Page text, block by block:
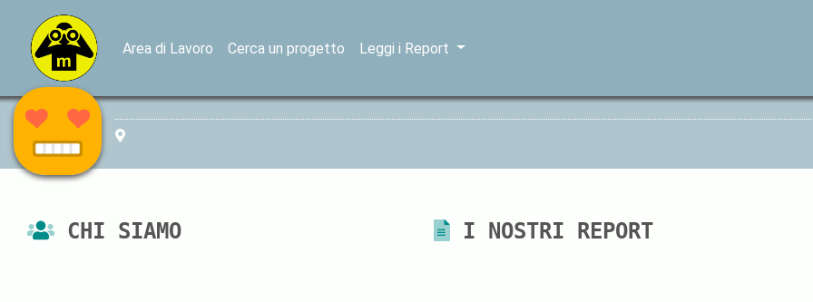
Area di Lavoro Cerca un progetto Leggi i Report
CHI SIAMO I NOSTRI REPORT